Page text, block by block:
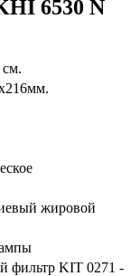
6530 N
жировой
фильтр KIT 0271 -